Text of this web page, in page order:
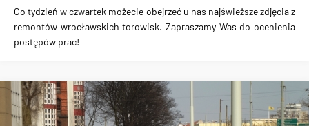
Co tydzień w czwartek możecie obejrzeć u nas najświeższe zdjęcia z
remontów wrocławskich torowisk. Zapraszamy Was do ocenienia
postępów prac!